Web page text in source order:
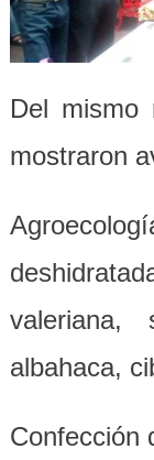
Del mismo
mostraron
valeriana,
albahaca,
Confección